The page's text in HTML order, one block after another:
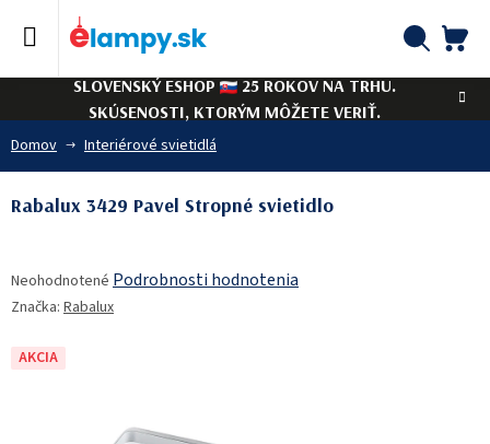
SLOVENSKÝ ESHOP
25 ROKOV NA TRHU.
SKÚSENOSTI, KTORÝM MÔŽETE VERIŤ.
Domov Interiérové svietidlá
Rabalux 3429 Pavel Stropné svietidlo
hodnotenie
produktu
0,0
Neohodnotené Podrobnosti hodnotenia
Značka: Rabalux
AKCIA